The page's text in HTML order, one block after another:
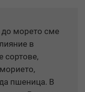
до морето сме
в
сортове,
пшеница. В